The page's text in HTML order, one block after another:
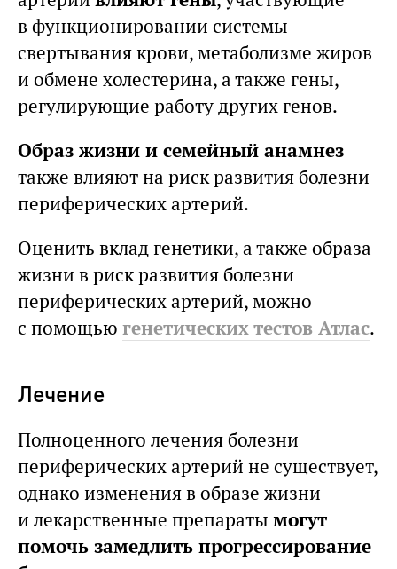
в функционировании системы
свертывания крови, метаболизме жиров
и обмене холестерина, а также гены,
регулирующие работу других генов.
Образ жизни и семейный анамнез
также влияют на риск развития болезни
периферических артерий.
Оценить вклад генетики, а также образа
жизни в риск развития болезни
периферических артерий, можно
с помощью генетических тестов Атлас.
Лечение
Полноценного лечения болезни
периферических артерий не существует,
однако изменения в образе жизни
и лекарственные препараты могут
помочь замедлить прогрессирование